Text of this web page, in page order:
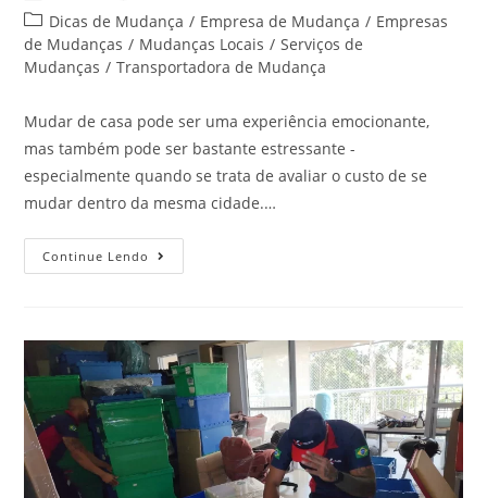
Dicas de Mudança / Empresa de Mudança / Empresas
de Mudanças / Mudanças Locais / Serviços de
Mudanças / Transportadora de Mudança
Mudar de casa pode ser uma experiência emocionante,
mas também pode ser bastante estressante -
especialmente quando se trata de avaliar o custo de se
mudar dentro da mesma cidade.…
Continue Lendo